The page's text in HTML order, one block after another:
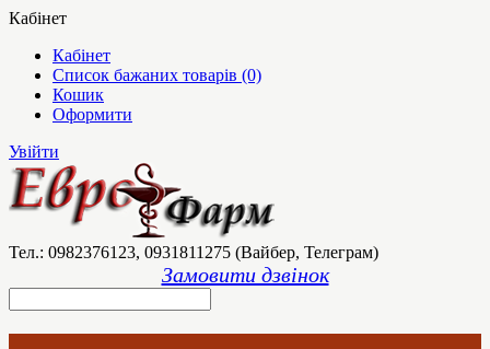
Кабінет
Кабінет
Список бажаних товарів (0)
Кошик
Оформити
Увійти
Тел.: 0982376123, 0931811275 (Вайбер, Телеграм)
Замовити дзвінок